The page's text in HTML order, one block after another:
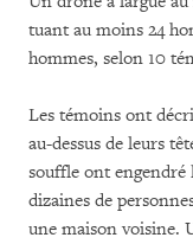
tuant au moins 24
hommes, selon 10
Les témoins ont
au-dessus de leurs
souffle ont engendré
dizaines de
une maison voisine.